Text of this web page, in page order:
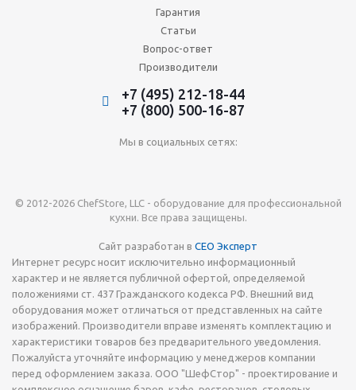
Гарантия
Статьи
Вопрос-ответ
Производители
+7 (495) 212-18-44
+7 (800) 500-16-87
Мы в социальных сетях:
© 2012-2026 ChefStore, LLC - оборудование для профессиональной
кухни. Все права защищены.
Сайт разработан в СЕО Эксперт
Интернет ресурс носит исключительно информационный
характер и не является публичной офертой, определяемой
положениями ст. 437 Гражданского кодекса РФ. Внешний вид
оборудования может отличаться от представленных на сайте
изображений. Производители вправе изменять комплектацию и
характеристики товаров без предварительного уведомления.
Пожалуйста уточняйте информацию у менеджеров компании
перед оформлением заказа. ООО "ШефСтор" - проектирование и